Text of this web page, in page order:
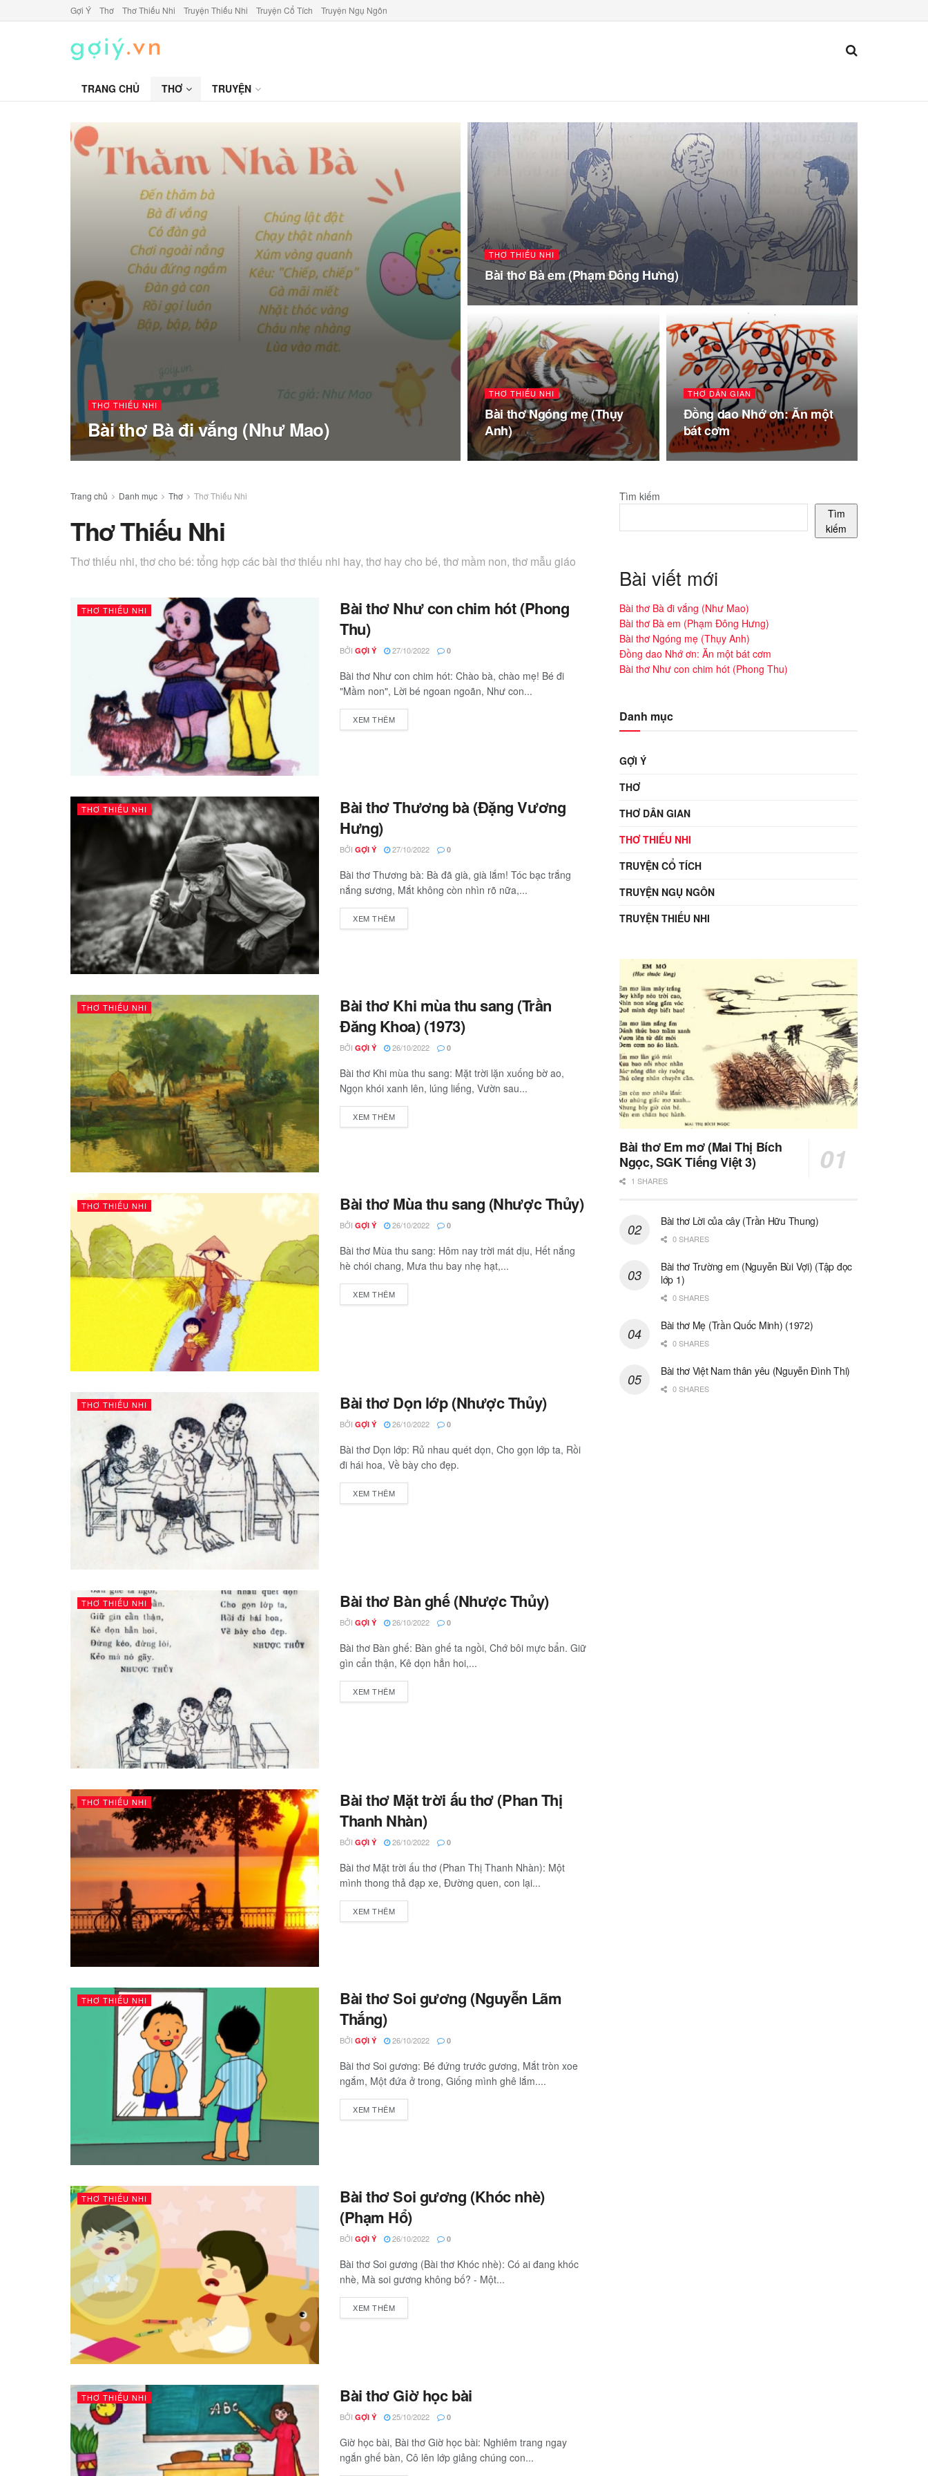
Gợi Ý Thơ Thơ Thiếu Nhi Truyện Thiếu Nhi Truyện Cổ Tích Truyện Ngụ Ngôn
TRANG CHỦ THƠ TRUYỆN
THƠ THIẾU NHI
Bài thơ Bà đi vắng (Như Mao)
THƠ THIẾU NHI
Bài thơ Bà em (Phạm Đông Hưng)
THƠ THIẾU NHI
Bài thơ Ngóng mẹ (Thụy
Anh)
THƠ DÂN GIAN
Đồng dao Nhớ ơn: Ăn một
bát cơm
Trang chủ Danh mục Thơ Thơ Thiếu Nhi
Thơ Thiếu Nhi
Thơ thiếu nhi, thơ cho bé: tổng hợp các bài thơ thiếu nhi hay, thơ hay cho bé, thơ mầm non, thơ mẫu giáo
THƠ THIẾU NHI
Bài thơ Như con chim hót (Phong
Thu)
BỞI GỢI Ý 27/10/2022 0
Bài thơ Như con chim hót: Chào bà, chào mẹ! Bé đi
"Mầm non", Lời bé ngoan ngoãn, Như con...
XEM THÊM
THƠ THIẾU NHI
Bài thơ Thương bà (Đặng Vương
Hưng)
BỞI GỢI Ý 27/10/2022 0
Bài thơ Thương bà: Bà đã già, già lắm! Tóc bạc trắng
nắng sương, Mắt không còn nhìn rõ nữa,...
XEM THÊM
THƠ THIẾU NHI
Bài thơ Khi mùa thu sang (Trần
Đăng Khoa) (1973)
BỞI GỢI Ý 26/10/2022 0
Bài thơ Khi mùa thu sang: Mặt trời lặn xuống bờ ao,
Ngọn khói xanh lên, lúng liếng, Vườn sau...
XEM THÊM
THƠ THIẾU NHI Bài thơ Mùa thu sang (Nhược Thủy)
BỞI GỢI Ý 26/10/2022 0
Bài thơ Mùa thu sang: Hôm nay trời mát dịu, Hết nắng
hè chói chang, Mưa thu bay nhẹ hạt,...
XEM THÊM
THƠ THIẾU NHI Bài thơ Dọn lớp (Nhược Thủy)
BỞI GỢI Ý 26/10/2022 0
Bài thơ Dọn lớp: Rủ nhau quét dọn, Cho gọn lớp ta, Rồi
đi hái hoa, Về bày cho đẹp.
XEM THÊM
THƠ THIẾU NHI Bài thơ Bàn ghế (Nhược Thủy)
BỞI GỢI Ý 26/10/2022 0
Bài thơ Bàn ghế: Bàn ghế ta ngồi, Chớ bôi mực bẩn. Giữ
gìn cẩn thận, Kê dọn hẳn hoi,...
XEM THÊM
THƠ THIẾU NHI
Bài thơ Mặt trời ấu thơ (Phan Thị
Thanh Nhàn)
BỞI GỢI Ý 26/10/2022 0
Bài thơ Mặt trời ấu thơ (Phan Thị Thanh Nhàn): Một
mình thong thả đạp xe, Đường quen, con lại...
XEM THÊM
THƠ THIẾU NHI
Bài thơ Soi gương (Nguyễn Lãm
Thắng)
BỞI GỢI Ý 26/10/2022 0
Bài thơ Soi gương: Bé đứng trước gương, Mắt tròn xoe
ngắm, Một đứa ở trong, Giống mình ghê lắm....
XEM THÊM
THƠ THIẾU NHI
Bài thơ Soi gương (Khóc nhè)
(Phạm Hổ)
BỞI GỢI Ý 26/10/2022 0
Bài thơ Soi gương (Bài thơ Khóc nhè): Có ai đang khóc
nhè, Mà soi gương không bố? - Một...
XEM THÊM
THƠ THIẾU NHI Bài thơ Giờ học bài
BỞI GỢI Ý 25/10/2022 0
Giờ học bài, Bài thơ Giờ học bài: Nghiêm trang ngay
ngắn ghế bàn, Cô lên lớp giảng chúng con...
Tìm kiếm
Tìm
kiếm
Bài viết mới
Bài thơ Bà đi vắng (Như Mao)
Bài thơ Bà em (Phạm Đông Hưng)
Bài thơ Ngóng mẹ (Thụy Anh)
Đồng dao Nhớ ơn: Ăn một bát cơm
Bài thơ Như con chim hót (Phong Thu)
Danh mục
GỢI Ý
THƠ
THƠ DÂN GIAN
THƠ THIẾU NHI
TRUYỆN CỔ TÍCH
TRUYỆN NGỤ NGÔN
TRUYỆN THIẾU NHI
Bài thơ Em mơ (Mai Thị Bích
Ngọc, SGK Tiếng Việt 3)
1 SHARES
Bài thơ Lời của cây (Trần Hữu Thung)
0 SHARES
Bài thơ Trường em (Nguyễn Bùi Vợi) (Tập đọc
lớp 1)
0 SHARES
Bài thơ Mẹ (Trần Quốc Minh) (1972)
0 SHARES
Bài thơ Việt Nam thân yêu (Nguyễn Đình Thi)
0 SHARES